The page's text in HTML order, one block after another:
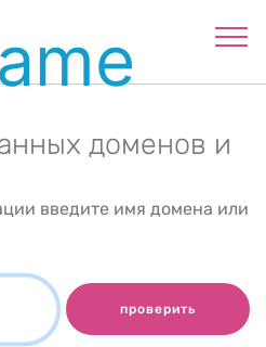
доменов и
введите имя домена или
проверить